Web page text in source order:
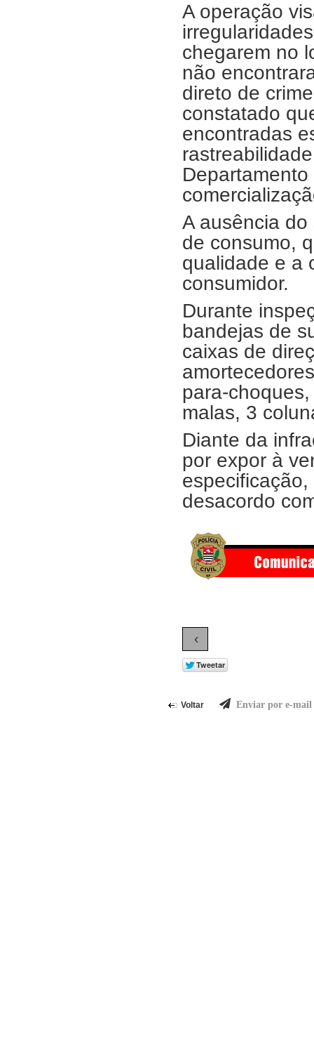
A operação
chegarem no
não
direto de
constatado
encontradas
A ausência
de consumo,
qualidade e a
consumidor.
Durante
bandejas de
caixas de
para-
malas, 3
Diante da
por expor à
desacordo
‹
Voltar Enviar por e-mail